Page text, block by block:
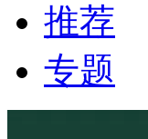
推荐
专题